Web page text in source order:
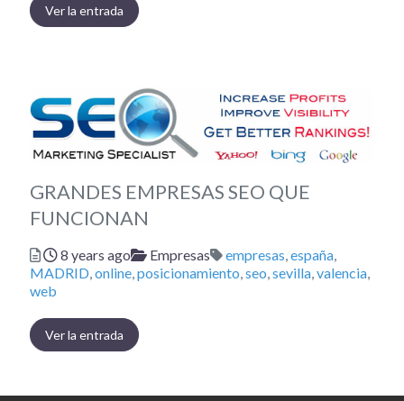
Ver la entrada
GRANDES EMPRESAS SEO QUE
FUNCIONAN
Posted
8 years ago Categories
Empresas Tags
empresas,españa,
MADRID,online,posicionamiento,seo,sevilla,valencia,
web
Ver la entrada